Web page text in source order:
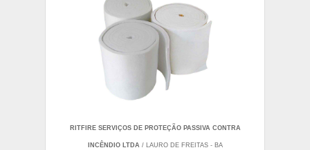
RITFIRE SERVIÇOS DE PROTEÇÃO PASSIVA CONTRA
INCÊNDIO LTDA / LAURO DE FREITAS - BA